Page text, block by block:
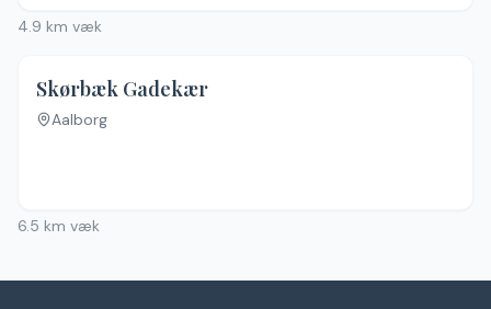
4.9 km væk
Skørbæk Gadekær
Aalborg
6.5 km væk